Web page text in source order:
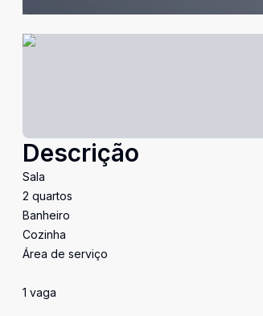
Descrição
Sala
2 quartos
Banheiro
Cozinha
Área de serviço
1 vaga